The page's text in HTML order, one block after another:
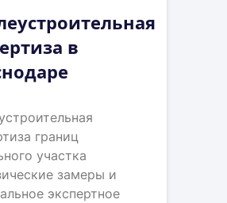
в
границ
участка
замеры и
экспертное